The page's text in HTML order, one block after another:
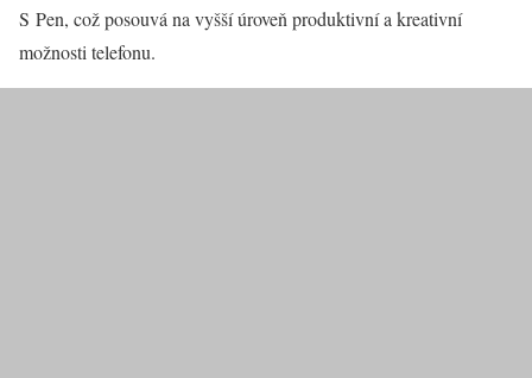
S Pen, což posouvá na vyšší úroveň produktivní a kreativní
možnosti telefonu.